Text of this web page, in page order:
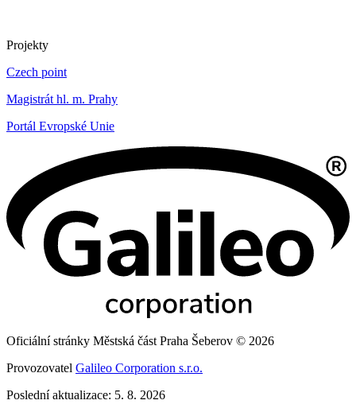
Projekty
Czech point
Magistrát hl. m. Prahy
Portál Evropské Unie
Oficiální stránky Městská část Praha Šeberov © 2026
Provozovatel Galileo Corporation s.r.o.
Poslední aktualizace: 5. 8. 2026